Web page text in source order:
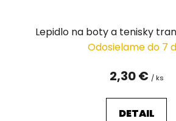
Lepidlo na boty a tenisky
Odosielame do 7
2,30 € / ks
DETAIL